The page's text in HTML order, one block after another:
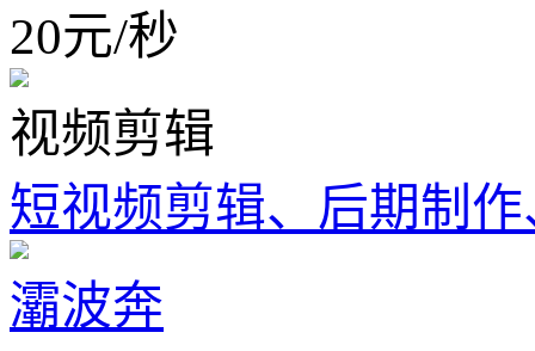
20元/秒
视频剪辑
短视频剪辑、后期制
灞波奔